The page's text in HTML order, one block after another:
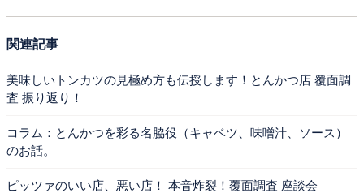
関連記事
美味しいトンカツの見極め方も伝授します！とんかつ店 覆面調
査 振り返り！
コラム：とんかつを彩る名脇役（キャベツ、味噌汁、ソース）
のお話。
ピッツァのいい店、悪い店！ 本音炸裂！覆面調査 座談会